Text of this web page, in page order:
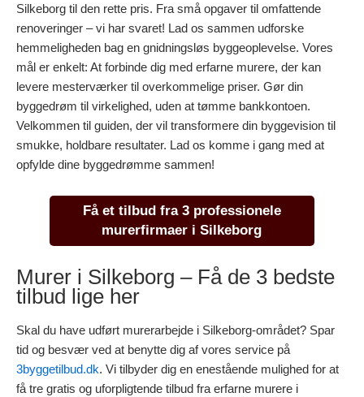
Silkeborg til den rette pris. Fra små opgaver til omfattende
renoveringer – vi har svaret! Lad os sammen udforske
hemmeligheden bag en gnidningsløs byggeoplevelse. Vores
mål er enkelt: At forbinde dig med erfarne murere, der kan
levere mesterværker til overkommelige priser. Gør din
byggedrøm til virkelighed, uden at tømme bankkontoen.
Velkommen til guiden, der vil transformere din byggevision til
smukke, holdbare resultater. Lad os komme i gang med at
opfylde dine byggedrømme sammen!
Få et tilbud fra 3 professionele
murerfirmaer i Silkeborg
Murer i Silkeborg – Få de 3 bedste
tilbud lige her
Skal du have udført murerarbejde i Silkeborg-området? Spar
tid og besvær ved at benytte dig af vores service på
3byggetilbud.dk. Vi tilbyder dig en enestående mulighed for at
få tre gratis og uforpligtende tilbud fra erfarne murere i